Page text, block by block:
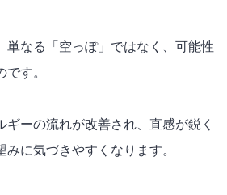
単なる「空っぽ」ではなく、可能性
す。
ギーの流れが改善され、直感が鋭く
に気づきやすくなります。